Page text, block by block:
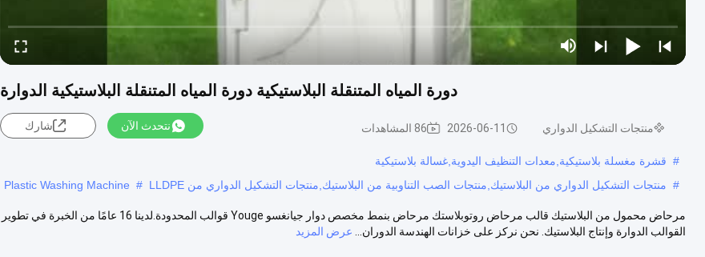
دورة المياه المتنقلة البلاستيكية دورة المياه المتنقلة البلاستيكية الدوارة
منتجات التشكيل الدواري 2026-06-11 86 المشاهدات نتحدث الآن شارك
# قشرة مغسلة بلاستيكية,معدات التنظيف اليدوية,غسالة بلاستيكية
# منتجات التشكيل الدواري من البلاستيك,منتجات الصب التناوبية من البلاستيك,منتجات التشكيل الدواري من LLDPE #
Plastic Washing Machine
مرحاض محمول من البلاستيك قالب مرحاض روتوبلاستك مرحاض بنمط مخصص دوار جيانغسو Youge قوالب المحدودة.لدينا 16 عامًا من الخبرة في تطوير
القوالب الدوارة وإنتاج البلاستيك. نحن نركز على خزانات الهندسة الدوران...
عرض المزيد